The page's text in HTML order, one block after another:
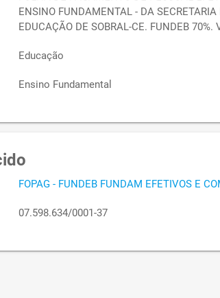
ENSINO FUNDAMENTAL - DA
EDUCAÇÃO DE SOBRAL-CE. FUNDEB 70%.
Educação
Ensino Fundamental
FOPAG - FUNDEB FUNDAM EFETIVOS E
07.598.634/0001-37